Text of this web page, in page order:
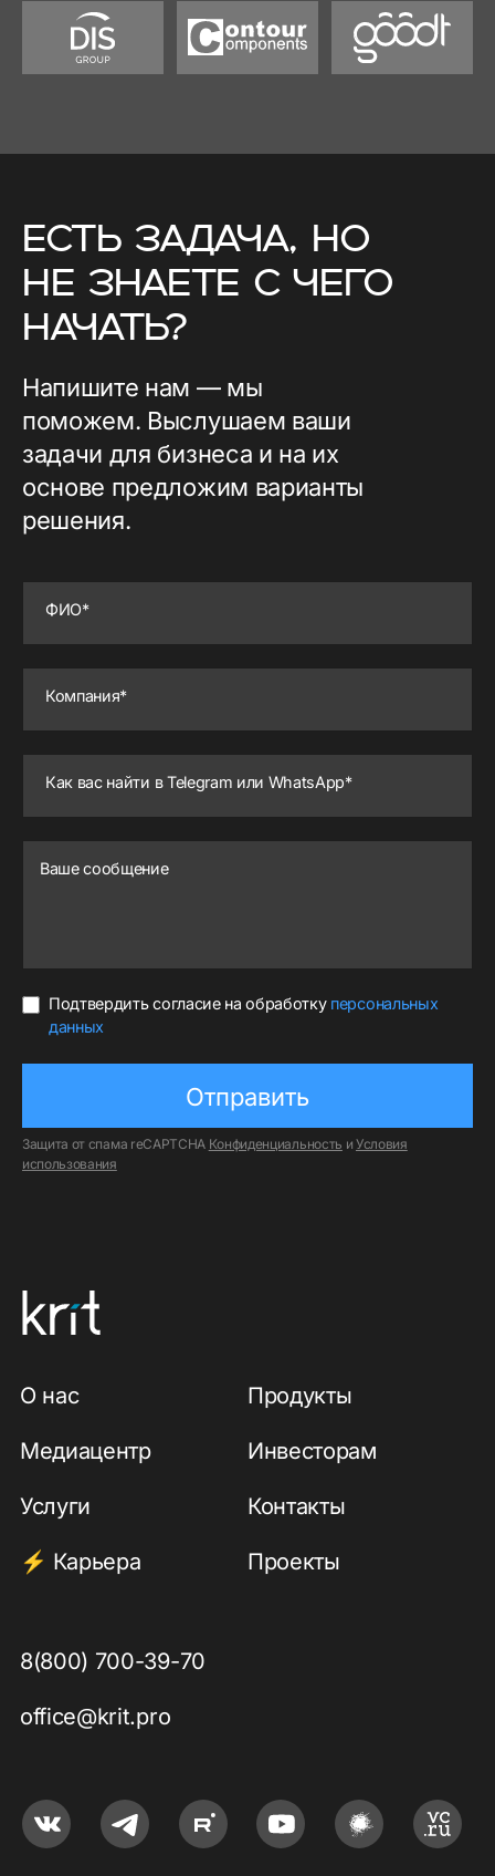
EСТЬ ЗАДАЧА, НО
НЕ ЗНАЕТЕ С ЧЕГО
НАЧАТЬ?
Напишите нам — мы
поможем. Выслушаем ваши
задачи для бизнеса и на их
основе предложим варианты
решения.
ФИО*
Компания*
Как вас найти в Telegram или WhatsApp*
Ваше сообщение
Подтвердить согласие на обработку персональных
данных
Защита от спама reCAPTCHA Конфиденциальность и Условия
использования
О нас Продукты
Медиацентр Инвесторам
Услуги Контакты
Карьера Проекты
8(800) 700-39-70
office@krit.pro